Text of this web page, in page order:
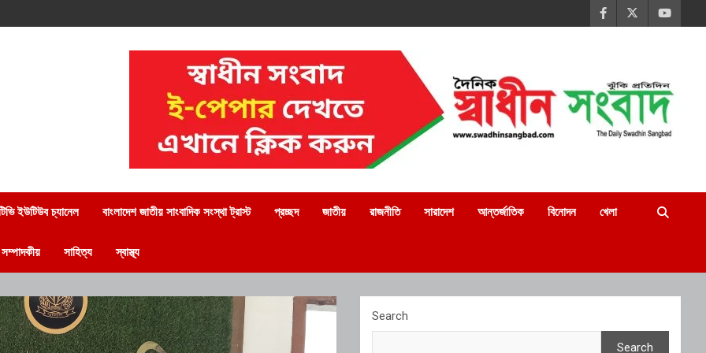
ইউটিউব চ্যানেল বাংলাদেশ জাতীয় সাংবাদিক সংস্থা ট্রাস্ট প্রচ্ছদ জাতীয় রাজনীতি সারাদেশ আন্তর্জাতিক বিনোদন খেলা
সম্পাদকীয় সাহিত্য স্বাস্থ্য
Search
Search